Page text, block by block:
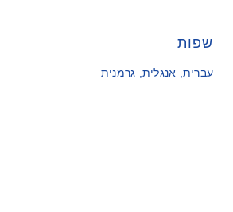
שפות
עברית, אנגלית, גרמנית